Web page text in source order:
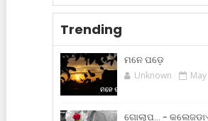
Trending
ମନେ ପଡ଼େ
Unknown
ଗୋଲାପ... -